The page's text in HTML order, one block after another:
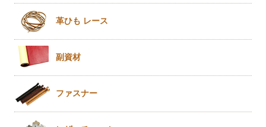
革ひも レース
副資材
ファスナー